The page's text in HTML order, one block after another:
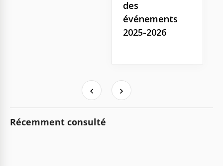
des
événements
2025-2026
Récemment consulté